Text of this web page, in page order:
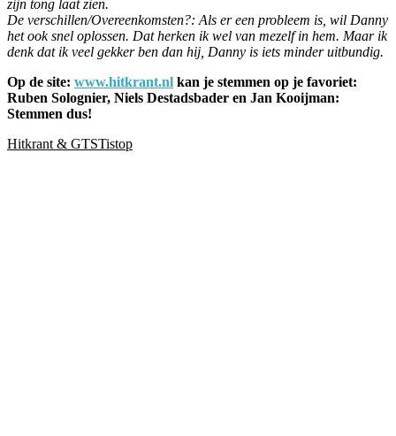
zijn tong laat zien.
De verschillen/Overeenkomsten?: Als er een probleem is, wil Danny
het ook snel oplossen. Dat herken ik wel van mezelf in hem. Maar ik
denk dat ik veel gekker ben dan hij, Danny is iets minder uitbundig.
Op de site: www.hitkrant.nl kan je stemmen op je favoriet:
Ruben Solognier, Niels Destadsbader en Jan Kooijman:
Stemmen dus!
Hitkrant & GTSTistop